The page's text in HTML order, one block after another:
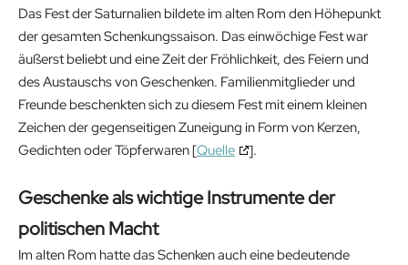
Das Fest der Saturnalien bildete im alten Rom den Höhepunkt
der gesamten Schenkungssaison. Das einwöchige Fest war
äußerst beliebt und eine Zeit der Fröhlichkeit, des Feiern und
des Austauschs von Geschenken. Familienmitglieder und
Freunde beschenkten sich zu diesem Fest mit einem kleinen
Zeichen der gegenseitigen Zuneigung in Form von Kerzen,
Gedichten oder Töpferwaren [Quelle ].
Geschenke als wichtige Instrumente der
politischen Macht
Im alten Rom hatte das Schenken auch eine bedeutende